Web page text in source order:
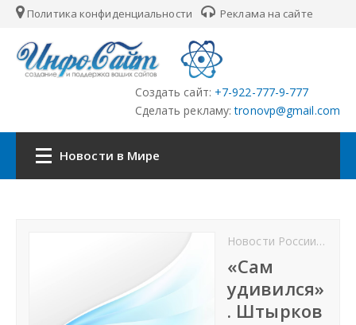
Политика конфиденциальности Реклама на сайте
Создать сайт: +7-922-777-9-777
Сделать рекламу: tronovp@gmail.com
Новости в Мире
Городские сайты
Новости России
«Сам
удивился»
. Штырков